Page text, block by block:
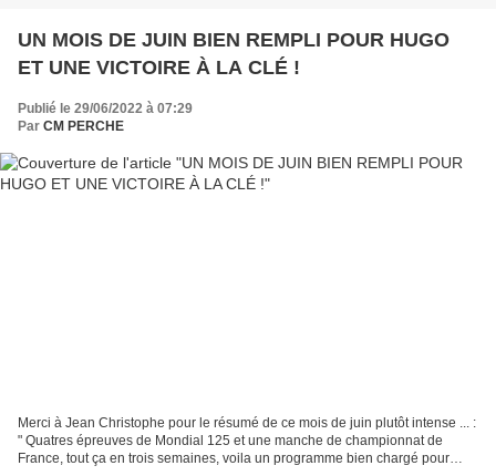
UN MOIS DE JUIN BIEN REMPLI POUR HUGO
ET UNE VICTOIRE À LA CLÉ !
Publié le 29/06/2022 à 07:29
Par CM PERCHE
Merci à Jean Christophe pour le résumé de ce mois de juin plutôt intense ... :
" Quatres épreuves de Mondial 125 et une manche de championnat de
France, tout ça en trois semaines, voila un programme bien chargé pour